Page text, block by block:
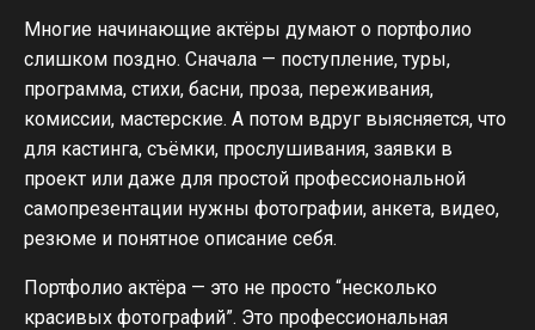
Многие начинающие актёры думают о портфолио
слишком поздно. Сначала — поступление, туры,
программа, стихи, басни, проза, переживания,
комиссии, мастерские. А потом вдруг выясняется, что
для кастинга, съёмки, прослушивания, заявки в
проект или даже для простой профессиональной
самопрезентации нужны фотографии, анкета, видео,
резюме и понятное описание себя.
Портфолио актёра — это не просто “несколько
красивых фотографий”. Это профессиональная